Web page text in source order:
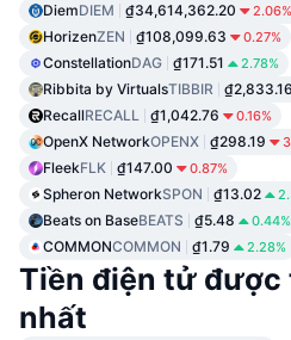
DiemDIEM ₫34,614,362.20 2.06%
HorizenZEN ₫108,099.63 0.27%
ConstellationDAG ₫171.51 2.78%
Ribbita by VirtualsTIBBIR ₫2,833.16
RecallRECALL ₫1,042.76 0.16%
OpenX NetworkOPENX ₫298.19
FleekFLK ₫147.00 0.87%
Spheron NetworkSPON ₫13.02
Beats on BaseBEATS ₫5.48 0.44%
COMMONCOMMON ₫1.79 2.28%
Tiền điện tử được
nhất